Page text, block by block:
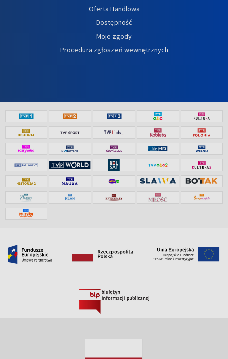
Oferta Handlowa
Dostępność
Moje zgody
Procedura zgłoszeń wewnętrznych